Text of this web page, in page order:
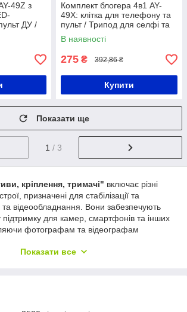
49Z з
ДУ /
для
Комплект блогера 4в1 AY-
49X: клітка для телефону та
пульт / Трипод для селфі та
відео / Штатив для телефону
/ Комплект блогера
В наявності
275 ₴ 392,86 ₴
Купити
Показати ще
1 / 3
кріплення, тримачі" включає різні
призначені для стабілізації та
відеообладнання. Вони забезпечують
підтримку для камер, смартфонів та інших
фотографам та відеографам
кріплень та утримувачів:
стійкості
Показати все